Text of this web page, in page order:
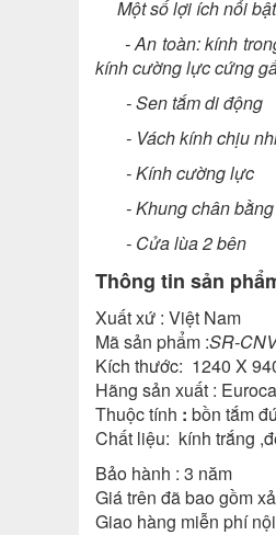
Một số lợi ích nổi
- An toàn: kính
kính cường lực cứng
- Sen tắm di động
- Vách kính chịu
- Kính cường lực
- Khung chân bằng
- Cửa lùa 2 bên
Thông tin sản
Xuất xứ : Việt Nam
Mã sản phẩm :SR-
Kích thước: 1240 X
Hãng sản xuất : Euroca
Thuộc tính : bồn tắm
Chất liệu: kính trắng
Bảo hành : 3 năm
Giá trên đã bao gồm
Giao hàng miễn phí